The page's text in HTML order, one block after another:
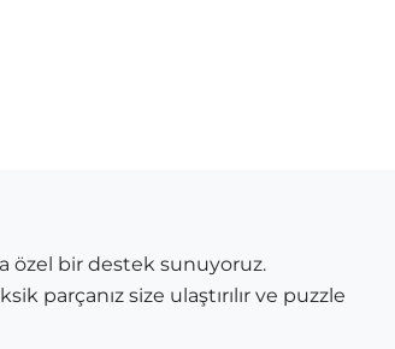
özel bir destek sunuyoruz.
parçanız size ulaştırılır ve puzzle